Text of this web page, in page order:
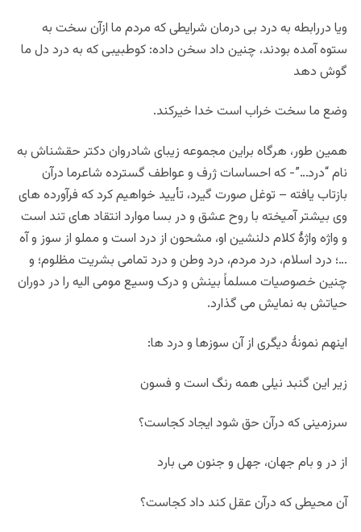
ویا دررابطه به درد بی درمان شرایطی که مردم ما ازآن سخت به
ستوه آمده بودند، چنین داد سخن داده: کوطبیبی که به درد دل ما
گوش دهد
وضع ما سخت خراب است خدا خیرکند.
همین طور، هرگاه براین مجموعه زیبای شادروان دکتر حقشناش به
نام “درد…”- که احساسات ژرف و عواطف گسترده شاعرما درآن
بازتاب یافته – توغل صورت گیرد، تأیید خواهیم کرد که فرآورده های
وی بیشتر آمیخته با روح عشق و در بسا موارد انتقاد های تند است
و واژه واژۀ کلام دلنشین او، مشحون از درد است و مملو از سوز و آه
…؛ درد اسلام، درد مردم، درد وطن و درد تمامی بشریت مظلوم؛ و
چنین خصوصیات مسلماً بینش و درک وسیع مومی الیه را در دوران
حیاتش به نمایش می گذارد.
اینهم نمونۀ دیگری از آن سوزها و درد ها:
زیر این گنبد نیلی همه رنگ است و فسون
سرزمینی که درآن حق شود ایجاد کجاست؟
از در و بام جهان، جهل و جنون می بارد
آن محیطی که درآن عقل کند داد کجاست؟